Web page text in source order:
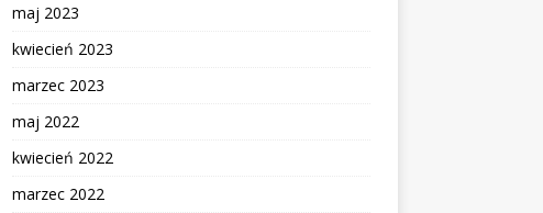
maj 2023
kwiecień 2023
marzec 2023
maj 2022
kwiecień 2022
marzec 2022